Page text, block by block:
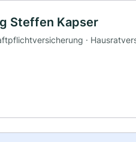
Steffen Kapser
·